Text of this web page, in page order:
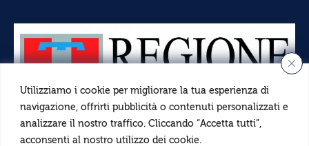
Utilizziamo i cookie per migliorare la tua esperienza di
navigazione, offrirti pubblicità o contenuti personalizzati e
analizzare il nostro traffico. Cliccando “Accetta tutti”,
acconsenti al nostro utilizzo dei cookie.